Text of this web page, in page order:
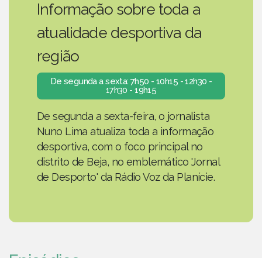
Informação sobre toda a
atualidade desportiva da
região
De segunda a sexta: 7h50 - 10h15 - 12h30 -
17h30 - 19h15
De segunda a sexta-feira, o jornalista
Nuno Lima atualiza toda a informação
desportiva, com o foco principal no
distrito de Beja, no emblemático 'Jornal
de Desporto' da Rádio Voz da Planície.